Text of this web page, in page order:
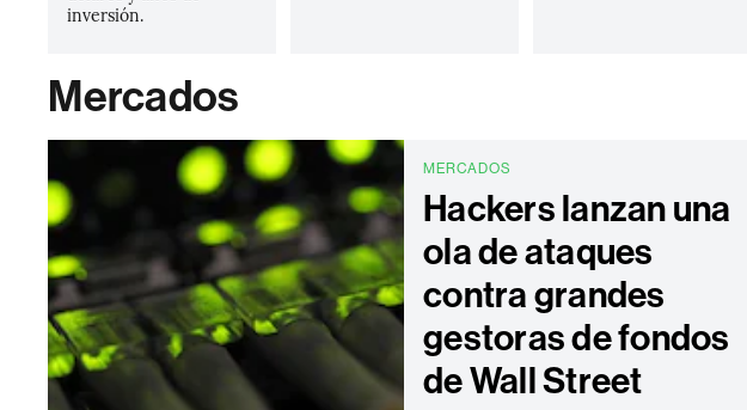
inversión.
Mercados
MERCADOS
Hackers lanzan una
ola de ataques
contra grandes
gestoras de fondos
de Wall Street